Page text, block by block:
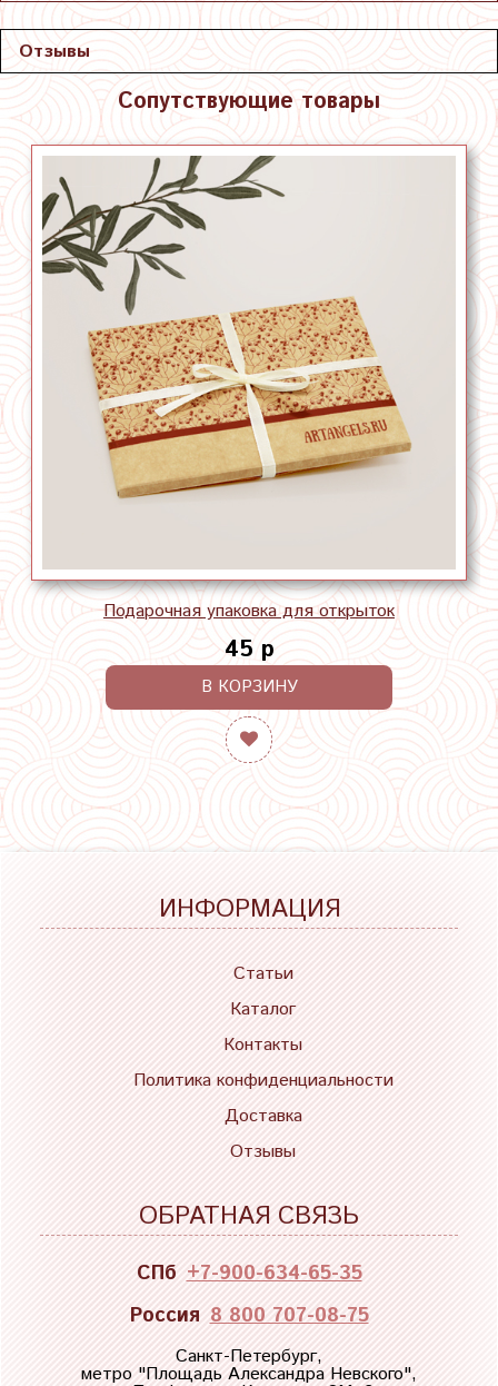
Отзывы
Сопутствующие товары
Подарочная упаковка для открыток
45 р
В КОРЗИНУ
ИНФОРМАЦИЯ
Статьи
Каталог
Контакты
Политика конфиденциальности
Доставка
Отзывы
ОБРАТНАЯ СВЯЗЬ
СПб +7-900-634-65-35
Россия 8 800 707-08-75
Санкт-Петербург,
метро "Площадь Александра Невского",